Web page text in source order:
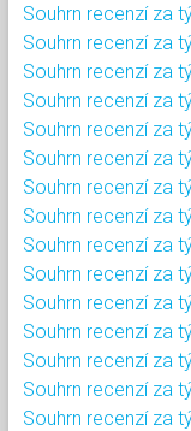
Souhrn recenzí za
Souhrn recenzí za
Souhrn recenzí za
Souhrn recenzí za
Souhrn recenzí za
Souhrn recenzí za
Souhrn recenzí za
Souhrn recenzí za
Souhrn recenzí za
Souhrn recenzí za
Souhrn recenzí za
Souhrn recenzí za
Souhrn recenzí za
Souhrn recenzí za
Souhrn recenzí za